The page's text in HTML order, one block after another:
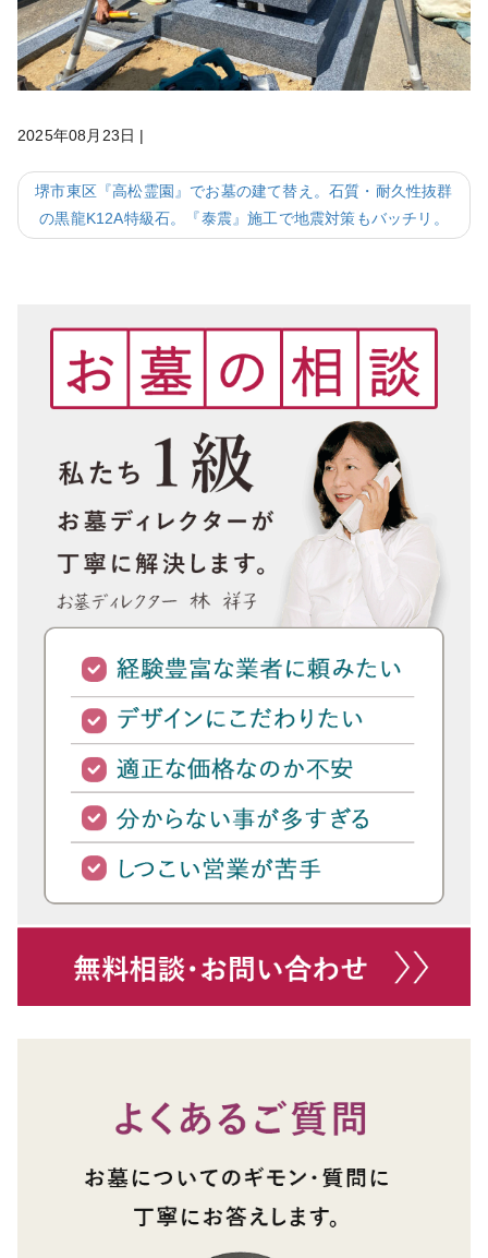
2025年08月23日 |
堺市東区『高松霊園』でお墓の建て替え。石質・耐久性抜群
の黒龍K12A特級石。『泰震』施工で地震対策もバッチリ。